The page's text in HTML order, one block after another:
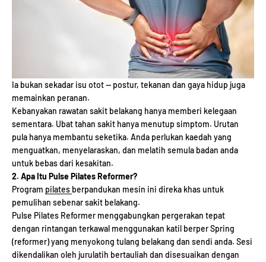
Ia bukan sekadar isu otot — postur, tekanan dan gaya hidup juga
memainkan peranan.
Kebanyakan rawatan sakit belakang hanya memberi kelegaan
sementara. Ubat tahan sakit hanya menutup simptom. Urutan
pula hanya membantu seketika. Anda perlukan kaedah yang
menguatkan, menyelaraskan, dan melatih semula badan anda
untuk bebas dari kesakitan.
2. Apa Itu Pulse Pilates Reformer?
Program pilates berpandukan mesin ini direka khas untuk
pemulihan sebenar sakit belakang.
Pulse Pilates Reformer menggabungkan pergerakan tepat
dengan rintangan terkawal menggunakan katil berper Spring
(reformer) yang menyokong tulang belakang dan sendi anda. Sesi
dikendalikan oleh jurulatih bertauliah dan disesuaikan dengan